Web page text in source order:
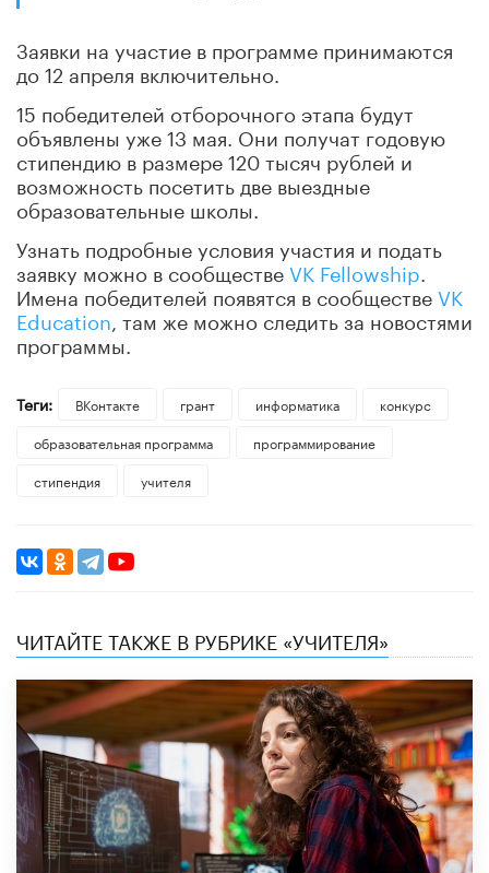
Заявки на участие в программе принимаются
до 12 апреля включительно.
15 победителей отборочного этапа будут
объявлены уже 13 мая. Они получат годовую
стипендию в размере 120 тысяч рублей и
возможность посетить две выездные
образовательные школы.
Узнать подробные условия участия и подать
заявку можно в сообществеVK Fellowship
Имена победителей появятся в сообществеVK
Education , там же можно следить за новостями
программы.
Теги: ВКонтакте грант информатика
конкурс
образовательная программа
программирование
стипендия
учителя
ЧИТАЙТЕ ТАКЖЕ В РУБРИКЕ «УЧИТЕЛЯ»